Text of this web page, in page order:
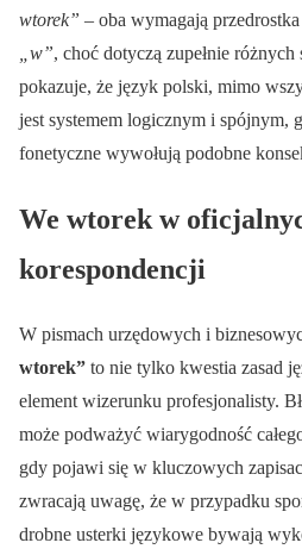
wtorek” – oba wymagają przedrostka
„w”, choć dotyczą zupełnie
pokazuje, że język polski, mimo
jest systemem logicznym i spójnym,
fonetyczne wywołują podobne
We wtorek w
korespondencji
W pismach urzędowych i
wtorek” to nie tylko kwestia zasad
element wizerunku profesjonalisty.
może podważyć wiarygodność
gdy pojawi się w kluczowych
zwracają uwagę, że w przypadku
drobne usterki językowe bywają